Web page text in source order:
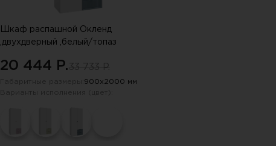
Шкаф распашной Окленд
,двухдверный ,белый/топаз
20 444 P.
900х2000 мм